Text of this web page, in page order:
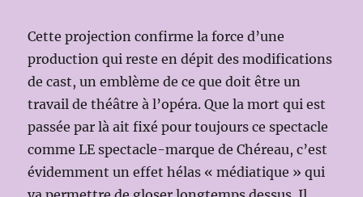
Cette projection confirme la force d’une
production qui reste en dépit des modifications
de cast, un emblème de ce que doit être un
travail de théâtre à l’opéra. Que la mort qui est
passée par là ait fixé pour toujours ce spectacle
comme LE spectacle-marque de Chéreau, c’est
évidemment un effet hélas « médiatique » qui